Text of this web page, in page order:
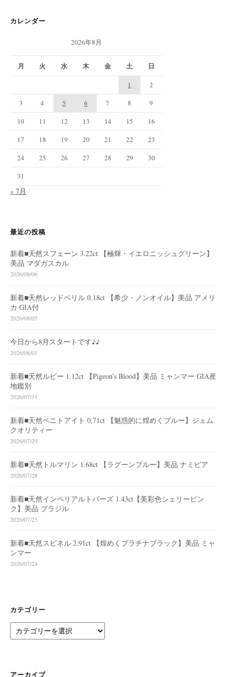
カレンダー
2026年8月
月 火 水 木 金 土 日
1
2
3
4 5 6 7 8
9
10
11 12 13 14 15
16
17
18 19 20 21 22
23
24
25 26 27 28 29
30
31
« 7月
最近の投稿
新着■天然スフェーン 3.22ct 【極輝・イエロニッシュグリーン】
美品 マダガスカル
2026/08/06
新着■天然レッドベリル 0.18ct 【希少・ノンオイル】美品 アメリ
カ GIA付
2026/08/05
今日から8月スタートです♪♪
2026/08/01
新着■天然ルビー 1.12ct 【Pigeon’s Blood】美品 ミャンマー GIA産
地鑑別
2026/07/31
新着■天然ベニトアイト 0.71ct 【魅惑的に煌めくブルー】ジェム
クオリティー
2026/07/29
新着■天然トルマリン 1.68ct 【ラグーンブルー】美品 ナミビア
2026/07/28
新着■天然インペリアルトパーズ 1.43ct【美彩色シェリーピン
ク】美品 ブラジル
2026/07/25
新着■天然スピネル 2.91ct 【煌めくプラチナブラック】美品 ミャ
ンマー
2026/07/24
カテゴリー
テ
ー
アーカイブ